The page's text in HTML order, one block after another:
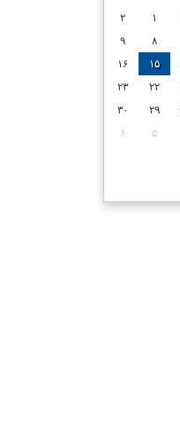
۱
۲
۸
۹
۱۵
۱۶
۲۲
۲۳
۲۹
۳۰
۵ ۶